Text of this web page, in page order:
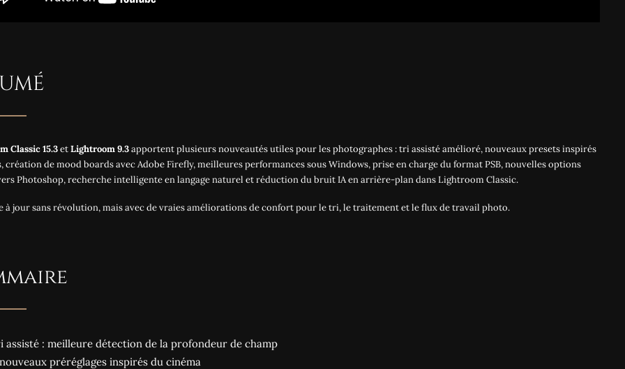
Classic 15.3etLightroom 9.3apportent plusieurs nouveautés utiles pour les photographes : tri assisté amélioré, nouveaux presets inspirés
création de mood boards avec Adobe Firefly, meilleures performances sous Windows, prise en charge du format PSB, nouvelles options
Photoshop, recherche intelligente en langage naturel et réduction du bruit IA en arrière-plan dans Lightroom Classic.
à jour sans révolution, mais avec de vraies améliorations de confort pour le tri, le traitement et le flux de travail photo.
assisté : meilleure détection de la profondeur de champ
nouveaux préréglages inspirés du cinéma